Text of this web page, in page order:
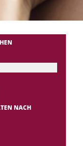
NACH